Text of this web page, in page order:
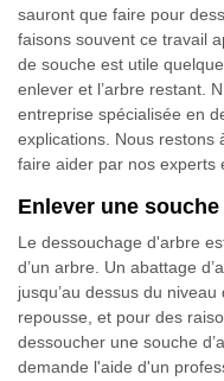
sauront que faire pour
faisons souvent ce travail
de souche est utile
enlever et l’arbre restant.
entreprise spécialisée en
explications. Nous restons
faire aider par nos experts
Enlever une
Le dessouchage d'arbre
d’un arbre. Un abattage
jusqu’au dessus du
repousse, et pour des
dessoucher une souche
demande l'aide d'un